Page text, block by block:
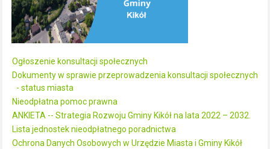
Ogłoszenie konsultacji społecznych
Dokumenty w sprawie przeprowadzenia konsultacji społecznych
- status miasta
Nieodpłatna pomoc prawna
ANKIETA -- Strategia Rozwoju Gminy Kikół na lata 2022 – 2032.
Lista jednostek nieodpłatnego poradnictwa
Ochrona Danych Osobowych w Urzędzie Miasta i Gminy Kikół